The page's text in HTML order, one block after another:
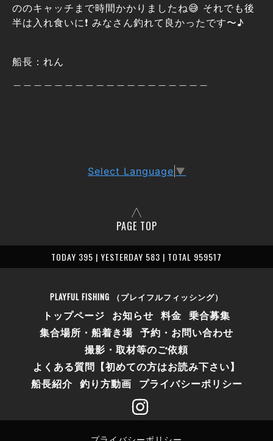
ののキャッチまで時間かかりましたね😅 それでも後
半は入れ食いに❗️ みなさん釣れて良かったです〜♪
船長：れん
Select Language ▼
PAGE TOP
TODAY 395 | YESTERDAY 583 | TOTAL 959517
PLAYFUL FISHING （プレイフルフィッシング）
トップページ お知らせ 料金 乗合募集
集合場所・船着き場 予約・お問い合わせ
撮影・取材等のご依頼
よくある質問【初めての方はお読み下さい】
船長紹介 釣り方動画 プライバシーポリシー